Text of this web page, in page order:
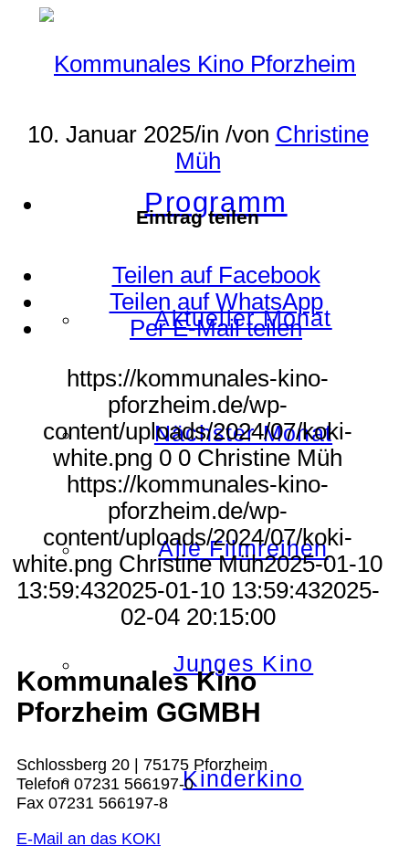
Programm
Aktueller Monat
Nächster Monat
Alle Filmreihen
Junges Kino
Kinderkino
10. Januar 2025/in /von Christine
Müh
Eintrag teilen
Teilen auf Facebook
Teilen auf WhatsApp
Per E-Mail teilen
https://kommunales-kino-
pforzheim.de/wp-
content/uploads/2024/07/koki-
white.png 0 0 Christine Müh
https://kommunales-kino-
pforzheim.de/wp-
content/uploads/2024/07/koki-
white.png Christine Müh2025-01-10
13:59:432025-01-10 13:59:432025-
02-04 20:15:00
Kommunales Kino
Pforzheim GGMBH
Schlossberg 20 | 75175 Pforzheim
Telefon 07231 566197-0
Fax 07231 566197-8
E-Mail an das KOKI